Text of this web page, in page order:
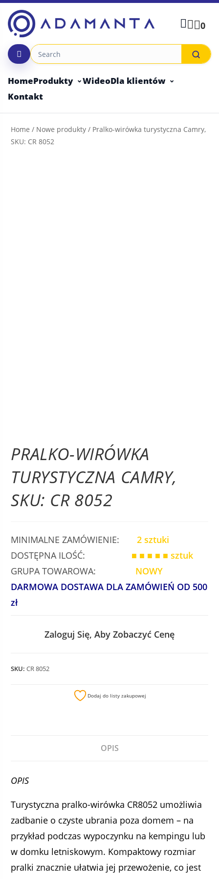
Skip
content
0
HomeProdukty WideoDla klientów
Kontakt
Home / Nowe produkty / Pralko-wirówka turystyczna Camry,
SKU: CR 8052
PRALKO-WIRÓWKA
TURYSTYCZNA CAMRY,
SKU: CR 8052
MINIMALNE ZAMÓWIENIE:2 sztuki
DOSTĘPNA ILOŚĆ: ■ ■ ■ ■ ■ sztuk
GRUPA TOWAROWA: NOWY
DARMOWA DOSTAWA DLA ZAMÓWIEŃ OD 500
zł
Zaloguj Się, Aby Zobaczyć Cenę
SKU:CR 8052
Dodaj do listy zakupowej
OPIS
OPIS
Turystyczna pralko-wirówka CR8052 umożliwia
zadbanie o czyste ubrania poza domem – na
przykład podczas wypoczynku na kempingu lub
w domku letniskowym. Kompaktowy rozmiar
pralki znacznie ułatwia jej przewożenie, co jest